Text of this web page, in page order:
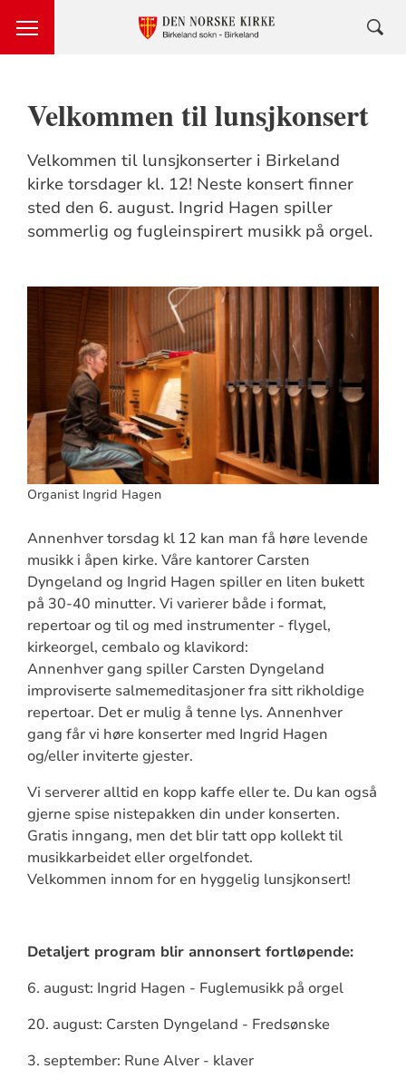
Velkommen til lunsjkonsert
Velkommen til lunsjkonserter i Birkeland
kirke torsdager kl. 12! Neste konsert finner
sted den 6. august. Ingrid Hagen spiller
sommerlig og fugleinspirert musikk på orgel.
Organist Ingrid Hagen
Annenhver torsdag kl 12 kan man få høre levende
musikk i åpen kirke. Våre kantorer Carsten
Dyngeland og Ingrid Hagen spiller en liten bukett
på 30-40 minutter. Vi varierer både i format,
repertoar og til og med instrumenter - flygel,
kirkeorgel, cembalo og klavikord:
Annenhver gang spiller Carsten Dyngeland
improviserte salmemeditasjoner fra sitt rikholdige
repertoar. Det er mulig å tenne lys. Annenhver
gang får vi høre konserter med Ingrid Hagen
og/eller inviterte gjester.
Vi serverer alltid en kopp kaffe eller te. Du kan også
gjerne spise nistepakken din under konserten.
Gratis inngang, men det blir tatt opp kollekt til
musikkarbeidet eller orgelfondet.
Velkommen innom for en hyggelig lunsjkonsert!
Detaljert program blir annonsert fortløpende:
6. august: Ingrid Hagen - Fuglemusikk på orgel
20. august: Carsten Dyngeland - Fredsønske
3. september: Rune Alver - klaver